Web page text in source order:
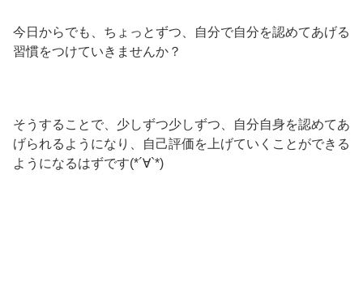
今日からでも、ちょっとずつ、自分で自分を認めてあげる
習慣をつけていきませんか？
そうすることで、少しずつ少しずつ、自分自身を認めてあ
げられるようになり、自己評価を上げていくことができる
ようになるはずです(*´∀`*)